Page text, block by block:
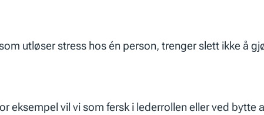
utløser stress hos én person, trenger slett ikke å
eksempel vil vi som fersk i lederrollen eller ved bytte